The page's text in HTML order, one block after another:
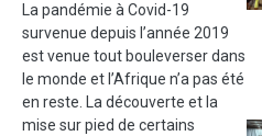
La pandémie à Covid-19
survenue depuis l’année 2019
est venue tout bouleverser dans
le monde et l’Afrique n’a pas été
en reste. La découverte et la
mise sur pied de certains